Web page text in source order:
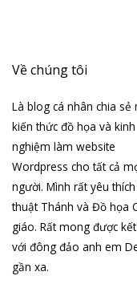
Về chúng tôi
Là blog cá nhân chia sẻ
kiến thức đồ họa và kinh
nghiệm làm website
Wordpress cho tất cả
người. Mình rất yêu
thuật Thánh và Đồ họa
giáo. Rất mong được
với đông đảo anh em
gần xa.